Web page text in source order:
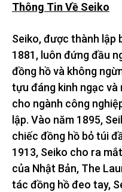
Thông Tin Về Seiko
Seiko, được thành lập
1881, luôn đứng đầu
đồng hồ và không
tựu đáng kinh ngạc và
cho ngành công
lập. Vào năm 1895,
chiếc đồng hồ bỏ túi
1913, Seiko cho ra
của Nhật Bản, The
tác đồng hồ đeo tay,